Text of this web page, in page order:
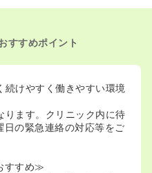
すすめポイント
けやすく働きやすい環境
ます。クリニック内に待
の緊急連絡の対応等をご
すすめ≫